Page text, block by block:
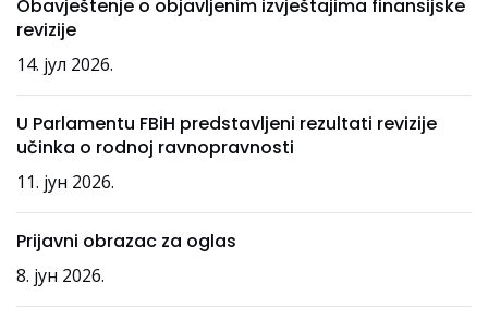
Obavještenje o objavljenim izvještajima finansijske
revizije
14. јул 2026.
U Parlamentu FBiH predstavljeni rezultati revizije
učinka o rodnoj ravnopravnosti
11. јун 2026.
Prijavni obrazac za oglas
8. јун 2026.